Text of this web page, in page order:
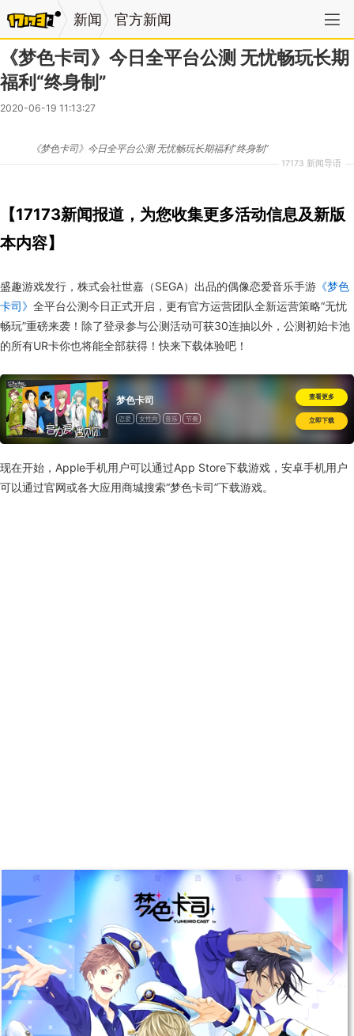
新闻 官方新闻
《梦色卡司》今日全平台公测 无忧畅玩长期
福利“终身制”
2020-06-19 11:13:27
17173 新闻导语
《梦色卡司》今日全平台公测 无忧畅玩长期福利“终身制”
【17173新闻报道，为您收集更多活动信息及新版
本内容】
盛趣游戏发行，株式会社世嘉（SEGA）出品的偶像恋爱音乐手游 《梦色
卡司》 全平台公测今日正式开启，更有官方运营团队全新运营策略“无忧
畅玩”重磅来袭！除了登录参与公测活动可获30连抽以外，公测初始卡池
的所有UR卡你也将能全部获得！快来下载体验吧！
梦色卡司
恋爱 女性向 音乐 节奏
查看更多
立即下载
现在开始，Apple手机用户可以通过App Store下载游戏，安卓手机用户
可以通过官网或各大应用商城搜索“梦色卡司”下载游戏。